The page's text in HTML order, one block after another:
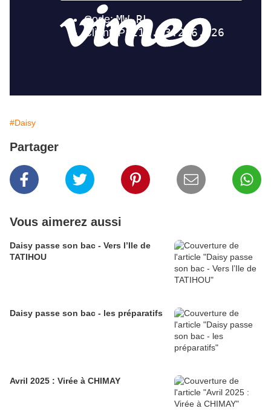
#Daisy
Partager
Vous aimerez aussi
Daisy passe son bac - Vers l’Ile de
TATIHOU
Daisy passe son bac - les préparatifs
Avril 2025 : Virée à CHIMAY